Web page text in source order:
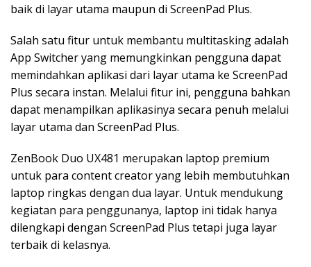
baik di layar utama maupun di ScreenPad Plus.
Salah satu fitur untuk membantu multitasking adalah
App Switcher yang memungkinkan pengguna dapat
memindahkan aplikasi dari layar utama ke ScreenPad
Plus secara instan. Melalui fitur ini, pengguna bahkan
dapat menampilkan aplikasinya secara penuh melalui
layar utama dan ScreenPad Plus.
ZenBook Duo UX481 merupakan laptop premium
untuk para content creator yang lebih membutuhkan
laptop ringkas dengan dua layar. Untuk mendukung
kegiatan para penggunanya, laptop ini tidak hanya
dilengkapi dengan ScreenPad Plus tetapi juga layar
terbaik di kelasnya.